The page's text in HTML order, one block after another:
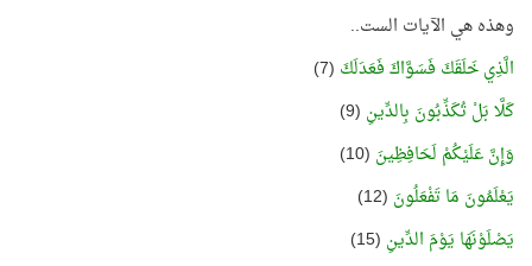
وهذه هي الآيات الست..
الَّذِي خَلَقَكَ فَسَوَّاكَ فَعَدَلَكَ (7)
كَلَّا بَلْ تُكَذِّبُونَ بِالدِّينِ (9)
وَإِنَّ عَلَيْكُمْ لَحَافِظِينَ (10)
يَعْلَمُونَ مَا تَفْعَلُونَ (12)
يَصْلَوْنَهَا يَوْمَ الدِّينِ (15)